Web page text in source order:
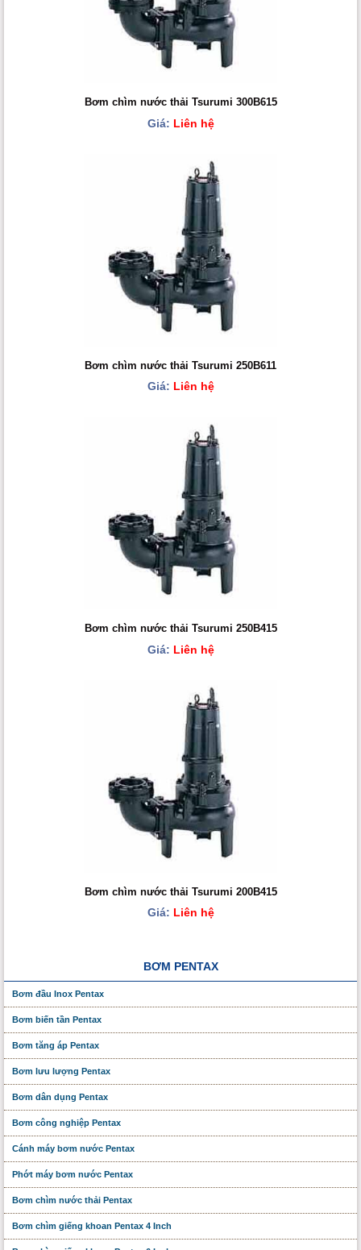
Bơm chìm nước thải Tsurumi 300B615
Giá: Liên hệ
Bơm chìm nước thải Tsurumi 250B611
Giá: Liên hệ
Bơm chìm nước thải Tsurumi 250B415
Giá: Liên hệ
Bơm chìm nước thải Tsurumi 200B415
Giá: Liên hệ
BƠM PENTAX
Bơm đầu Inox Pentax
Bơm biến tần Pentax
Bơm tăng áp Pentax
Bơm lưu lượng Pentax
Bơm dân dụng Pentax
Bơm công nghiệp Pentax
Cánh máy bơm nước Pentax
Phớt máy bơm nước Pentax
Bơm chìm nước thải Pentax
Bơm chìm giếng khoan Pentax 4 Inch